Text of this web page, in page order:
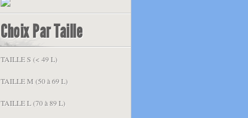
Choix Par Taille
TAILLE S (< 49 L)
TAILLE M (50 à 69 L)
TAILLE L (70 à 89 L)